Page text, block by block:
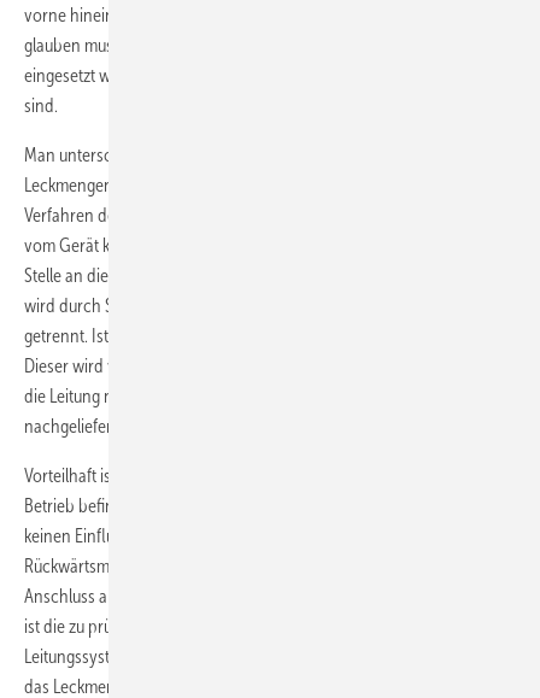
vorne hineingeschoben werden. Da man elektronischen Geräten
glauben muss, was sie anzeigen, sollten hierfür ausschließlich solche
eingesetzt werden, die nach DVGW VP 952 geprüft und zugelassen
sind.
Man unterscheidet beim Einsatz elektronischer
Leckmengenmessgeräte das Durchflussmessprinzip und das
Verfahren der Rückwärtsmessung. Bei Letzterem wird der Prüfdruck
vom Gerät konstant gehalten. Das Messgerät kann dafür an beliebiger
Stelle an die zu prüfende Leitung angeschlossen werden. Die Leitung
wird durch Schließen einer Armatur vom gasführenden System
getrennt. Ist die Leitung undicht, kommt es zu einem Druckabfall.
Dieser wird vom Messgerät ausgeglichen, indem eine Gasmenge in
die Leitung nachgeschoben wird. Die Gasmenge, die ständig
nachgeliefert werden muss, um den Druck zu halten, wird gemessen.
Vorteilhaft ist, dass die zu prüfende Leitung keine Verbindung zum in
Betrieb befindlichen System hat. Druckschwankungen haben so
keinen Einfluss auf die Leckmengen­ermittlung. Im Gegensatz zur
Rückwärtsmessung setzt eine Durchflussmessung immer einen
Anschluss am Gaszählerplatz oder am Druckregelgerät voraus. Dabei
ist die zu prüfende Leitung über das Messgerät mit dem gasführenden
Leitungssystem verbunden. Das Gas, was nach Druckausgleich über
das Leckmengenmessgerät in die zu prüfende Leitung nachströmen